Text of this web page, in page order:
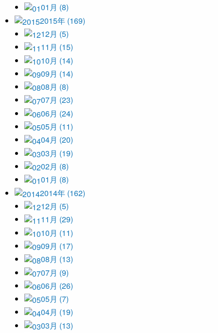
01月 (8)
2015年 (169)
12月 (5)
11月 (15)
10月 (14)
09月 (14)
08月 (8)
07月 (23)
06月 (24)
05月 (11)
04月 (20)
03月 (19)
02月 (8)
01月 (8)
2014年 (162)
12月 (5)
11月 (29)
10月 (11)
09月 (17)
08月 (13)
07月 (9)
06月 (26)
05月 (7)
04月 (19)
03月 (13)